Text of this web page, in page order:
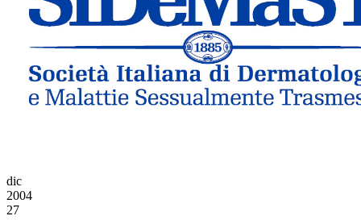
dic
2004
27